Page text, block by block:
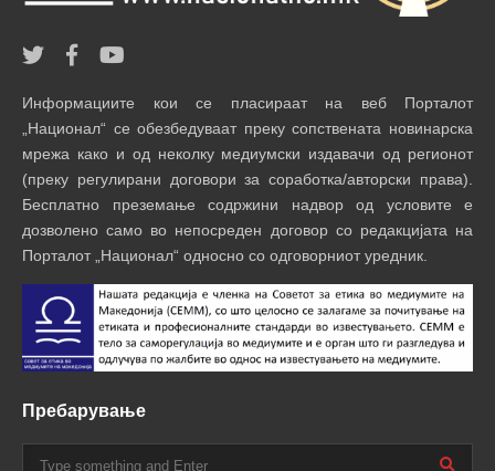
Информациите кои се пласираат на веб Порталот
„Национал“ се обезбедуваат преку сопствената новинарска
мрежа како и од неколку медиумски издавачи од регионот
(преку регулирани договори за соработка/авторски права).
Бесплатно преземање содржини надвор од условите е
дозволено само во непосреден договор со редакцијата на
Порталот „Национал“ односно со одговорниот уредник.
Пребарување